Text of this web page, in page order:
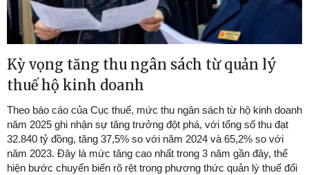
Kỳ vọng tăng thu ngân sách từ quản lý
thuế hộ kinh doanh
Theo báo cáo của Cục thuế, mức thu ngân sách từ hộ kinh doanh
năm 2025 ghi nhận sự tăng trưởng đột phá, với tổng số thu đạt
32.840 tỷ đồng, tăng 37,5% so với năm 2024 và 65,2% so với
năm 2023. Đây là mức tăng cao nhất trong 3 năm gần đây, thể
hiện bước chuyển biến rõ rệt trong phương thức quản lý thuế đối